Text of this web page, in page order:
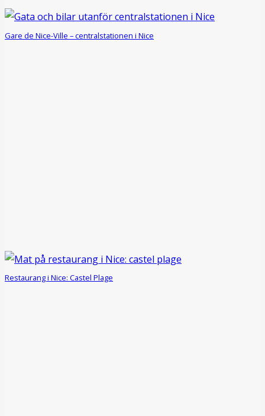
Gare de Nice-Ville – centralstationen i Nice
Restaurang i Nice: Castel Plage